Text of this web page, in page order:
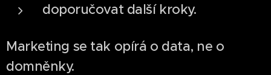
doporučovat další kroky.
Marketing se tak opírá o data, ne o
domněnky.